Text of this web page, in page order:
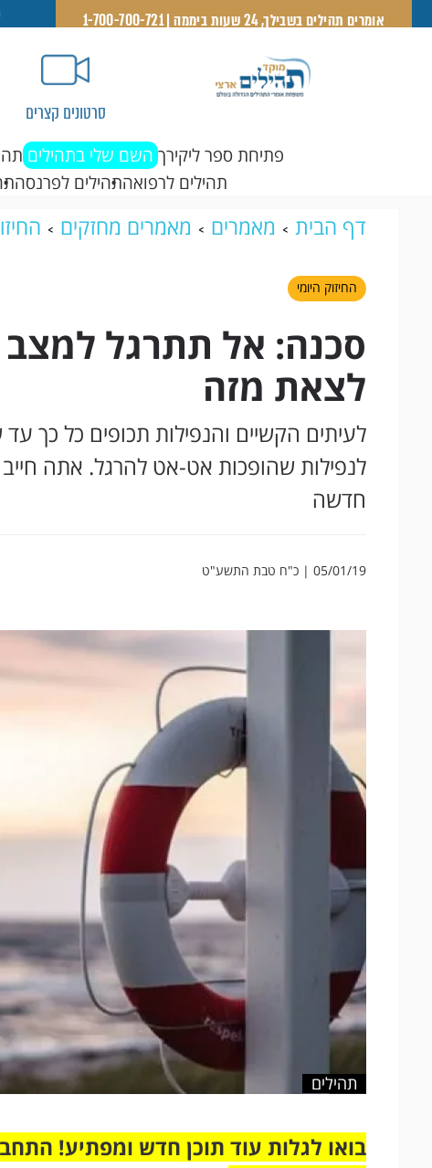
אומרים תהילים בשבילך, 24 שעות ביממה | 1-700-700-721
סרטונים קצרים
פתיחת ספר ליקירך השם שלי בתהילים
תהילים לרפואהתהילים לפרנסה
דף הבית מאמרים מאמרים מחזקים
אתה חייב לצאת מזה
החיזוק היומי
סכנה: אל תתרגל
לצאת מזה
לעיתים הקשיים והנפילות תכופים כל כך
לנפילות שהופכות אט-אט להרגל. אתה חייב
חדשה
05/01/19 | כ"ח טבת התשע"ט
תהילים
בואו לגלות עוד תוכן חדש ומפתיע!